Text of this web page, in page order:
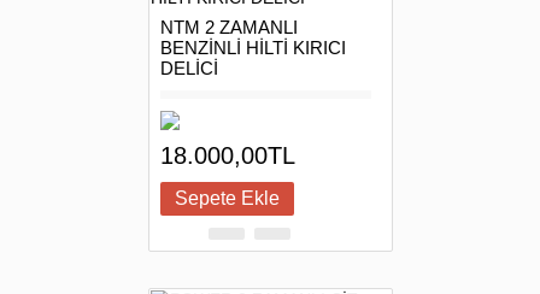
NTM 2 ZAMANLI
BENZİNLİ HİLTİ KIRICI
DELİCİ
18.000,00TL